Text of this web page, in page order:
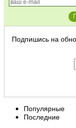
Подпишись на
Популярные
Последние